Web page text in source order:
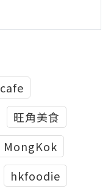
cafe
旺角美食
MongKok
hkfoodie